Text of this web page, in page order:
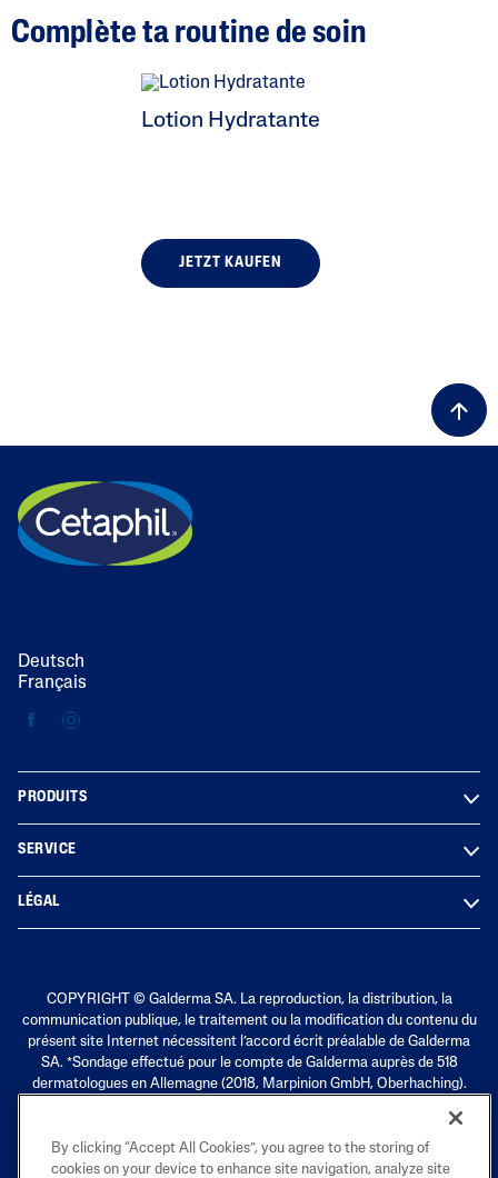
Complète ta routine de soin
Lotion Hydratante
JETZT KAUFEN
Deutsch
Français
PRODUITS
SERVICE
LÉGAL
COPYRIGHT © Galderma SA. La reproduction, la distribution, la
communication publique, le traitement ou la modification du contenu du
présent site Internet nécessitent l’accord écrit préalable de Galderma
SA. *Sondage effectué pour le compte de Galderma auprès de 518
dermatologues en Allemagne (2018, Marpinion GmbH, Oberhaching).
By clicking “Accept All Cookies”, you agree to the storing of
cookies on your device to enhance site navigation, analyze site